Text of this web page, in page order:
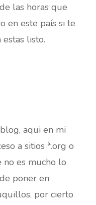
las horas que
en este país si te
listo.
aqui en mi
a sitios *.org o
no es mucho lo
poner en
por cierto